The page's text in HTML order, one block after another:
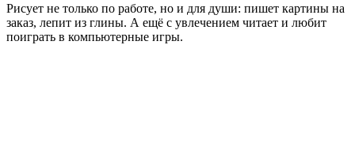
Рисует не только по работе, но и для души: пишет картины на
заказ, лепит из глины. А ещё с увлечением читает и любит
поиграть в компьютерные игры.